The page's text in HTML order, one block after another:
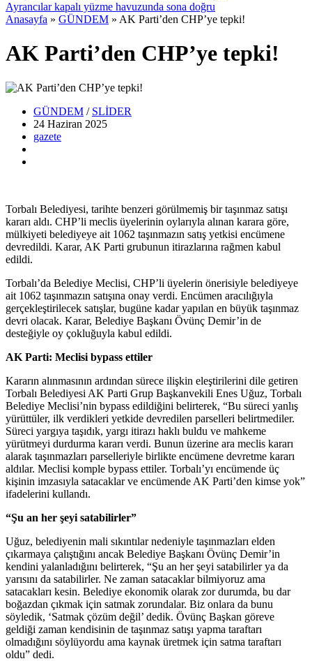
Ayrancılar kapalı yüzme havuzunda sona doğru
Anasayfa » GÜNDEM » AK Parti’den CHP’ye tepki!
AK Parti’den CHP’ye tepki!
GÜNDEM / SLİDER
24 Haziran 2025
gazete
Torbalı Belediyesi, tarihte benzeri görülmemiş bir taşınmaz satışı
kararı aldı. CHP’li meclis üyelerinin oylarıyla alınan karara göre,
mülkiyeti belediyeye ait 1062 taşınmazın satış yetkisi encümene
devredildi. Karar, AK Parti grubunun itirazlarına rağmen kabul
edildi.
Torbalı’da Belediye Meclisi, CHP’li üyelerin önerisiyle belediyeye
ait 1062 taşınmazın satışına onay verdi. Encümen aracılığıyla
gerçekleştirilecek satışlar, bugüne kadar yapılan en büyük taşınmaz
devri olacak. Karar, Belediye Başkanı Övünç Demir’in de
desteğiyle oy çokluğuyla kabul edildi.
AK Parti: Meclisi bypass ettiler
Kararın alınmasının ardından sürece ilişkin eleştirilerini dile getiren
Torbalı Belediyesi AK Parti Grup Başkanvekili Enes Uğuz, Torbalı
Belediye Meclisi’nin bypass edildiğini belirterek, “Bu süreci yanlış
yürüttüler, ilk verdikleri yetkide devredilen parselleri belirtmediler.
Süreci yargıya taşıdık, yargı itirazı haklı buldu ve mahkeme
yürütmeyi durdurma kararı verdi. Bunun üzerine ara meclis kararı
alarak taşınmazları parselleriyle birlikte encümene devretme kararı
aldılar. Meclisi komple bypass ettiler. Torbalı’yı encümende üç
kişinin imzasıyla satacaklar ve encümende AK Parti’den kimse yok”
ifadelerini kullandı.
“Şu an her şeyi satabilirler”
Uğuz, belediyenin mali sıkıntılar nedeniyle taşınmazları elden
çıkarmaya çalıştığını ancak Belediye Başkanı Övünç Demir’in
kendini yalanladığını belirterek, “Şu an her şeyi satabilirler ya da
yarısını da satabilirler. Ne zaman satacaklar bilmiyoruz ama
satacakları kesin. Belediye ekonomik olarak zor durumda, bu dar
boğazdan çıkmak için satmak zorundalar. Biz onlara da bunu
söyledik, ‘Satmak çözüm değil’ dedik. Övünç Başkan göreve
geldiği zaman kendisinin de taşınmaz satışı yapma taraftarı
olmadığını söylüyordu ama kaynak üretmek için satma taraftarı
oldu” dedi.